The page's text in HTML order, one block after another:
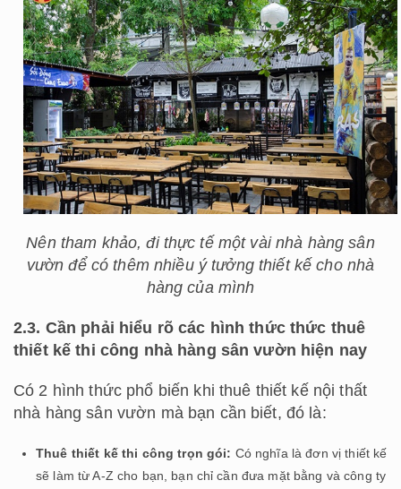
Nên tham khảo, đi thực tế một vài nhà hàng sân
vườn để có thêm nhiều ý tưởng thiết kế cho nhà
hàng của mình
2.3. Cần phải hiểu rõ các hình thức thức thuê
thiết kế thi công nhà hàng sân vườn hiện nay
Có 2 hình thức phổ biến khi thuê thiết kế nội thất
nhà hàng sân vườn mà bạn cần biết, đó là:
Thuê thiết kế thi công trọn gói: Có nghĩa là đơn vị thiết kế
sẽ làm từ A-Z cho bạn, bạn chỉ cần đưa mặt bằng và công ty